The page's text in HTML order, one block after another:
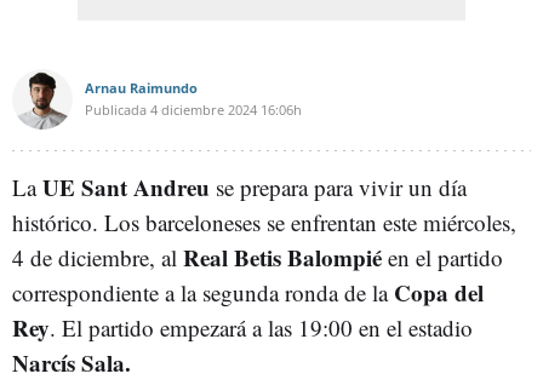
Arnau Raimundo
Publicada 4 diciembre 2024 16:06h
LaUE Sant Andreu se prepara para vivir un día
histórico. Los barceloneses se enfrentan este miércoles,
4 de diciembre, al Real Betis Balompié en el partido
correspondiente a la segunda ronda de la Copa del
Rey. El partido empezará a las 19:00 en el estadio
Narcís Sala.